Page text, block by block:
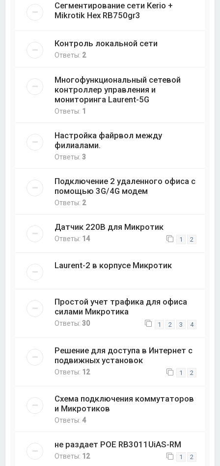
Сегментирование сети Kerio +
Mikrotik Hex RB750gr3
Контроль локальной сети
Ответы: 2
Многофункциональный сетевой
контроллер управления и
мониторинга Laurent-5G
Ответы: 1
Настройка файрвол между
филиалами.
Ответы:3
Подключение 2 удаленного офиса с
помощью 3G/4G модем
Ответы: 2
Датчик 220В для Микротик
Ответы: 14 1 2
Laurent-2 в корпусе Микротик
Простой учет трафика для офиса
силами Микротика
Ответы:30 1 2 3 4
Решение для доступа в Интернет с
подвижных установок
Ответы: 12 1 2
Схема подключения коммутаторов
и Микротиков
Ответы:4
не раздает POE RB3011UiAS-RM
Ответы: 12 1 2